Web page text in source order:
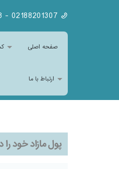
صفحه اصلی
ارتباط با ما
پول مازاد خود